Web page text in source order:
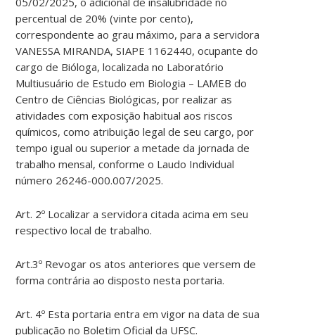
percentual de 20% (vinte por cento),
correspondente ao grau máximo, para a servidora
VANESSA MIRANDA, SIAPE 1162440, ocupante do
cargo de Bióloga, localizada no Laboratório
Multiusuário de Estudo em Biologia – LAMEB do
Centro de Ciências Biológicas, por realizar as
atividades com exposição habitual aos riscos
químicos, como atribuição legal de seu cargo, por
tempo igual ou superior a metade da jornada de
trabalho mensal, conforme o Laudo Individual
número 26246-000.007/2025.
Art. 2º Localizar a servidora citada acima em seu
respectivo local de trabalho.
Art.3º Revogar os atos anteriores que versem de
forma contrária ao disposto nesta portaria.
Art. 4º Esta portaria entra em vigor na data de sua
publicação no Boletim Oficial da UFSC.